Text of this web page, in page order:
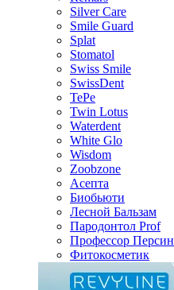
Silver Care
Smile Guard
Splat
Stomatol
Swiss Smile
SwissDent
TePe
Twin Lotus
Waterdent
White Glo
Wisdom
Zoobzone
Асепта
Биобьюти
Лесной Бальзам
Пародонтол Prof
Профессор Персин
Фитокосметик